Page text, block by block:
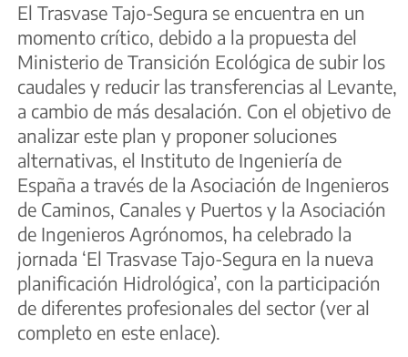
El Trasvase Tajo-Segura se encuentra en un
momento crítico, debido a la propuesta del
Ministerio de Transición Ecológica de subir los
caudales y reducir las transferencias al Levante,
a cambio de más desalación. Con el objetivo de
analizar este plan y proponer soluciones
alternativas, el Instituto de Ingeniería de
España a través de la Asociación de Ingenieros
de Caminos, Canales y Puertos y la Asociación
de Ingenieros Agrónomos, ha celebrado la
jornada ‘El Trasvase Tajo-Segura en la nueva
planificación Hidrológica’, con la participación
de diferentes profesionales del sector (ver al
completo en este enlace).